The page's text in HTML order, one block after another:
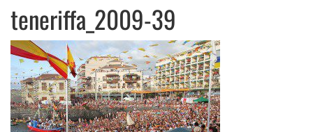
teneriffa_2009-39